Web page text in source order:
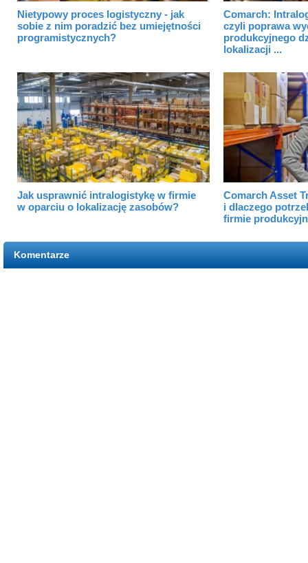
Nietypowy proces logistyczny - jak
sobie z nim poradzić bez umiejętności
programistycznych?
Comarch:
czyli poprawa
produkcyjnego
lokalizacji ...
Jak usprawnić intralogistykę w firmie
w oparciu o lokalizację zasobów?
Comarch Asset
i dlaczego
firmie
Komentarze